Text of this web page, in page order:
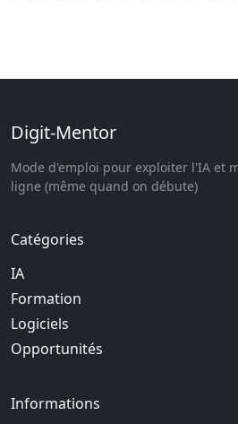
Digit-Mentor
Mode d'emploi pour exploiter l'IA et
ligne (même quand on débute)
Catégories
IA
Formation
Logiciels
Opportunités
Informations